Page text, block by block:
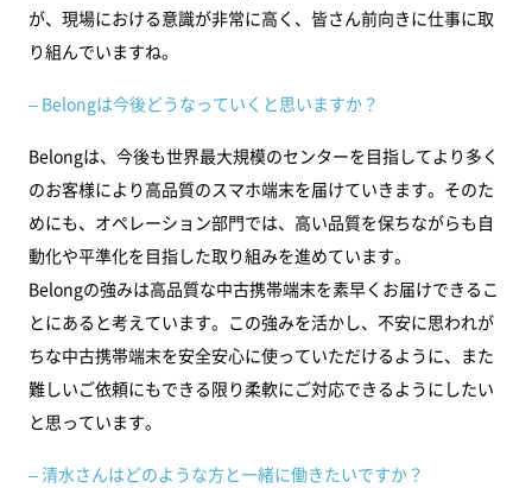
が、現場における意識が非常に高く、皆さん前向きに仕事に取
り組んでいますね。
– Belongは今後どうなっていくと思いますか？
Belongは、今後も世界最大規模のセンターを目指してより多く
のお客様により高品質のスマホ端末を届けていきます。そのた
めにも、オペレーション部門では、高い品質を保ちながらも自
動化や平準化を目指した取り組みを進めています。
Belongの強みは高品質な中古携帯端末を素早くお届けできるこ
とにあると考えています。この強みを活かし、不安に思われが
ちな中古携帯端末を安全安心に使っていただけるように、また
難しいご依頼にもできる限り柔軟にご対応できるようにしたい
と思っています。
– 清水さんはどのような方と一緒に働きたいですか？